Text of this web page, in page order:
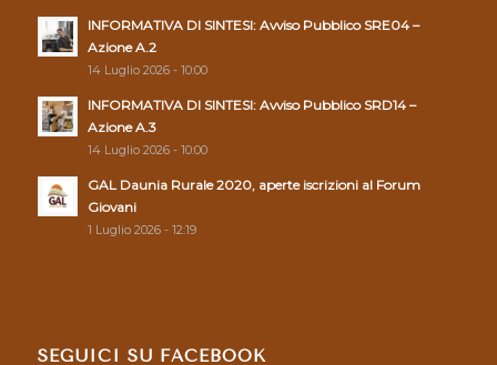
INFORMATIVA DI SINTESI: Avviso Pubblico SRE04 –
Azione A.2
14 Luglio 2026 - 10:00
INFORMATIVA DI SINTESI: Avviso Pubblico SRD14 –
Azione A.3
14 Luglio 2026 - 10:00
GAL Daunia Rurale 2020, aperte iscrizioni al Forum
Giovani
1 Luglio 2026 - 12:19
SEGUICI SU FACEBOOK